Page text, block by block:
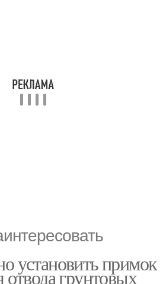
установить примок
отвода грунтовых